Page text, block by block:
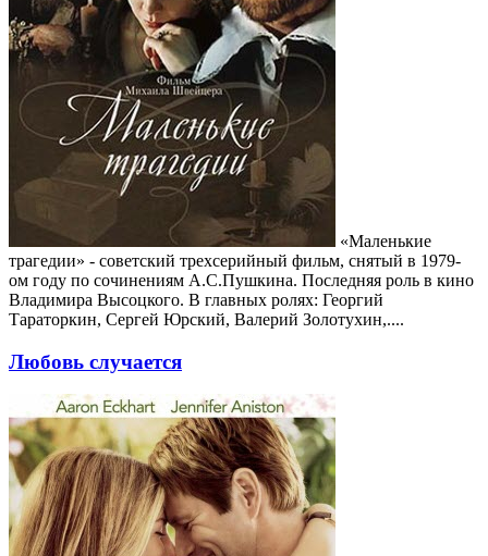
«Маленькие
трагедии» - советский трехсерийный фильм, снятый в 1979-
ом году по сочинениям А.С.Пушкина. Последняя роль в кино
Владимира Высоцкого. В главных ролях: Георгий
Тараторкин, Сергей Юрский, Валерий Золотухин,....
Любовь случается